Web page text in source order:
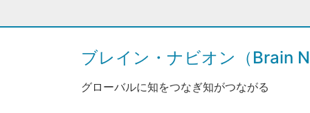
ブレイン・ナビオン（Brain
グローバルに知をつなぎ知がつながる